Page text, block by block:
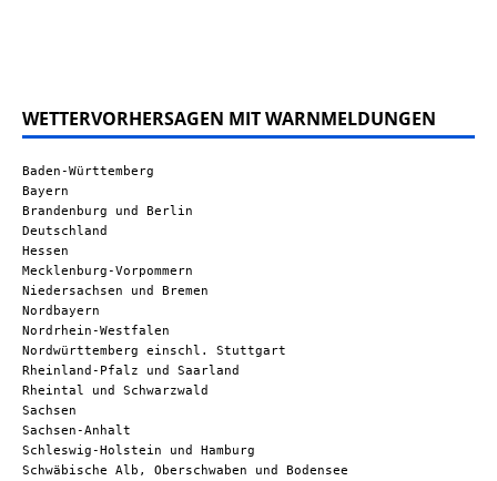
WETTERVORHERSAGEN MIT WARNMELDUNGEN
Baden-Württemberg
Bayern
Brandenburg und Berlin
Deutschland
Hessen
Mecklenburg-Vorpommern
Niedersachsen und Bremen
Nordbayern
Nordrhein-Westfalen
Nordwürttemberg einschl. Stuttgart
Rheinland-Pfalz und Saarland
Rheintal und Schwarzwald
Sachsen
Sachsen-Anhalt
Schleswig-Holstein und Hamburg
Schwäbische Alb, Oberschwaben und Bodensee